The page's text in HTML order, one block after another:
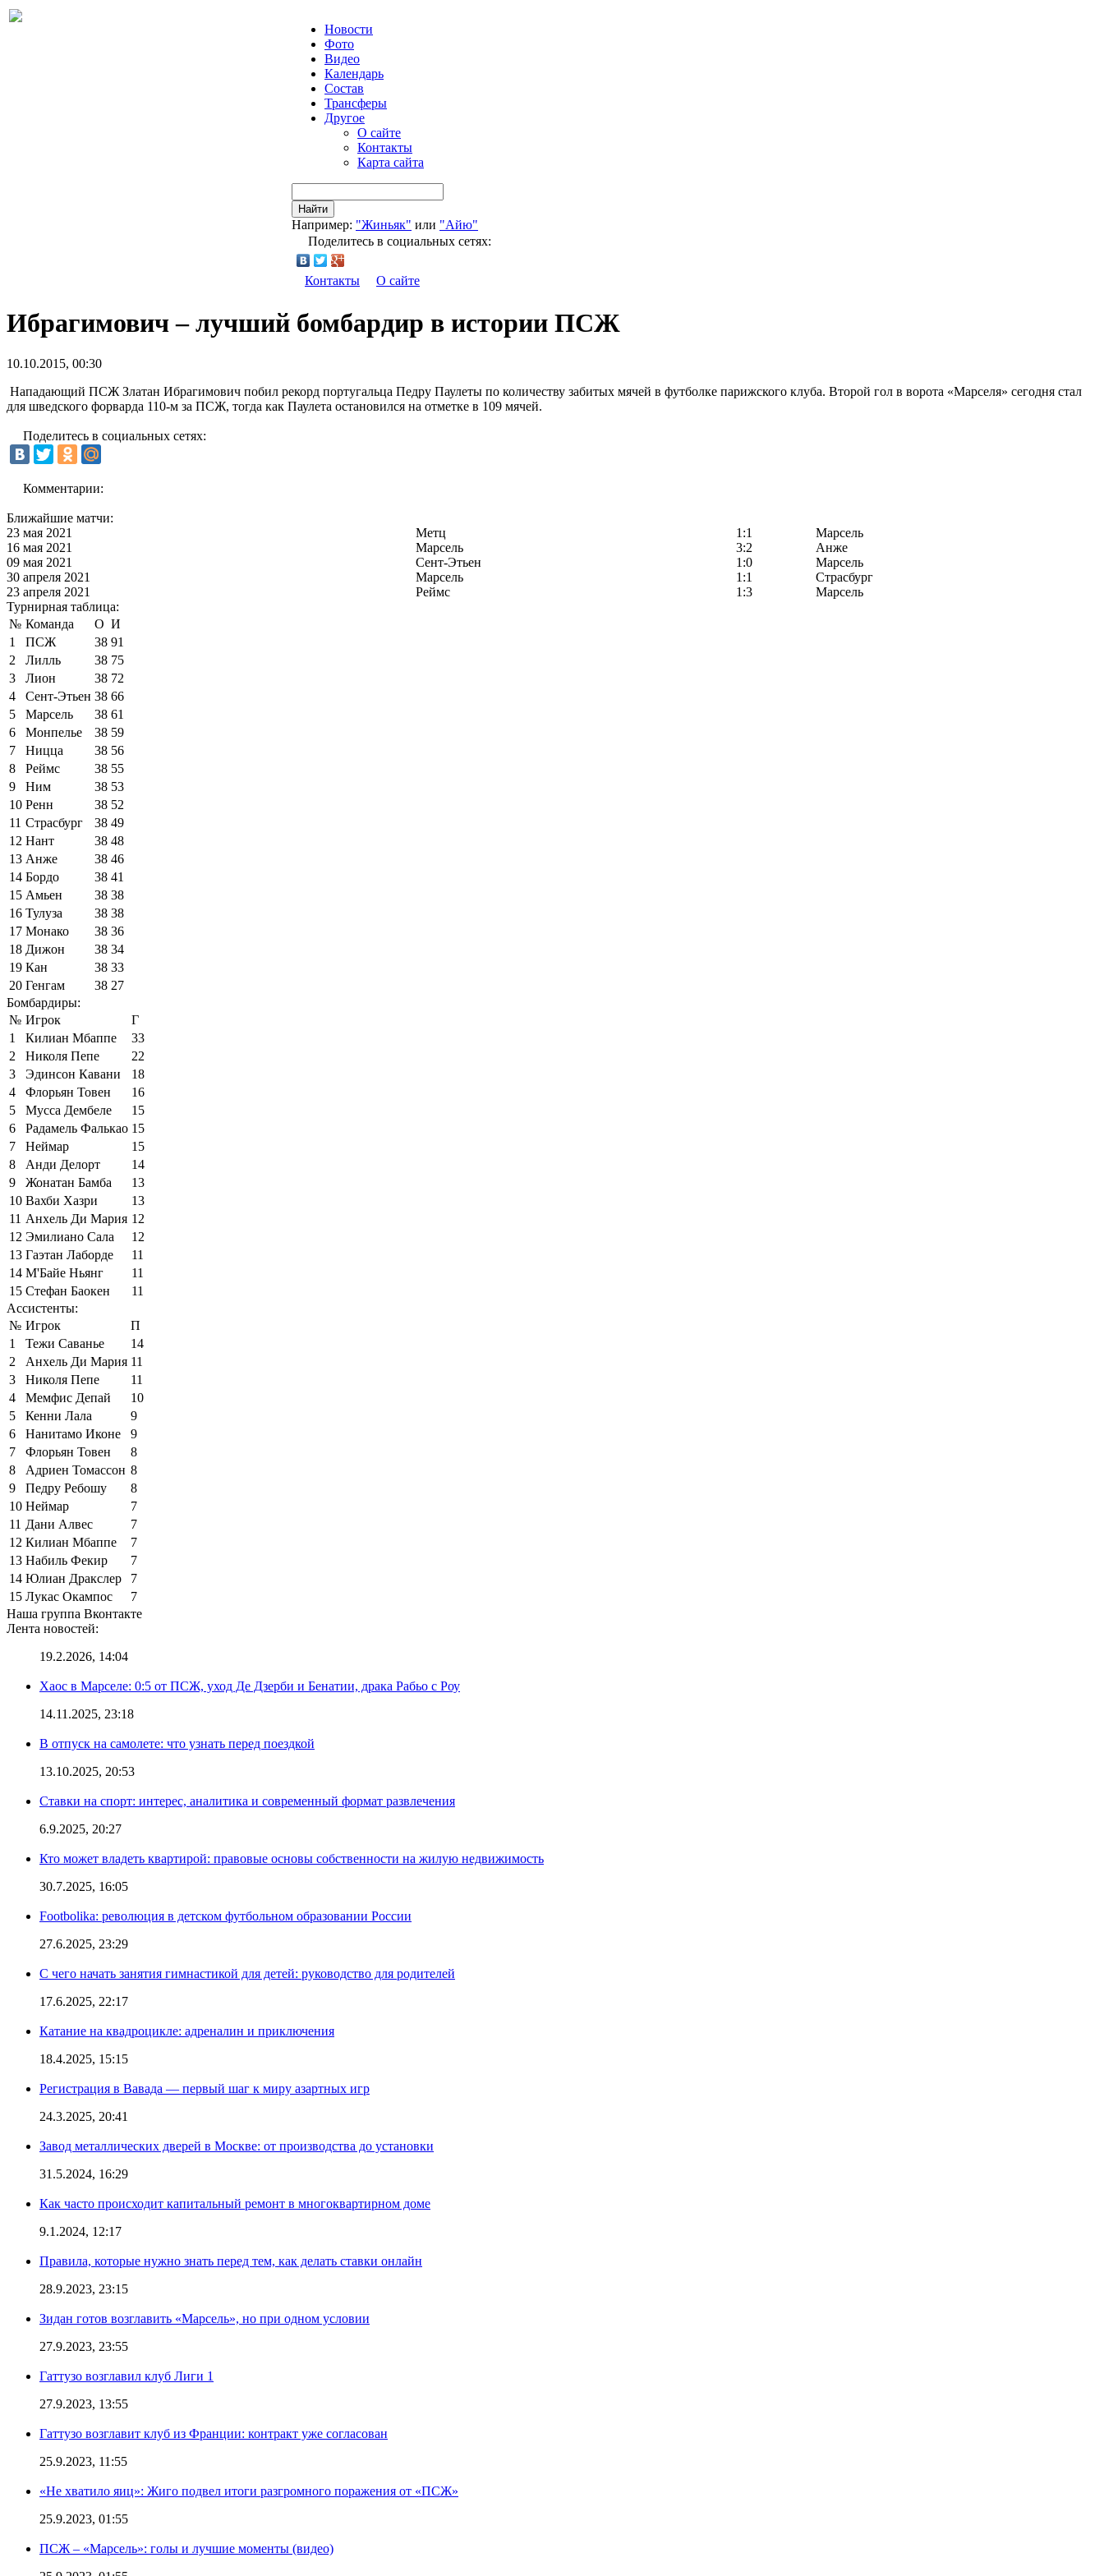
Новости
Фото
Видео
Календарь
Состав
Трансферы
Другое
О сайте
Контакты
Карта сайта
Найти
Например: "Жиньяк" или "Айю"
Поделитесь в социальных сетях:
Контакты О сайте
Ибрагимович – лучший бомбардир в истории ПСЖ
10.10.2015, 00:30
Нападающий ПСЖ Златан Ибрагимович побил рекорд португальца Педру Паулеты по количеству забитых мячей в футболке парижского клуба. Второй гол в ворота «Марселя» сегодня стал
для шведского форварда 110-м за ПСЖ, тогда как Паулета остановился на отметке в 109 мячей.
Поделитесь в социальных сетях:
Комментарии:
Ближайшие матчи:
23 мая 2021
Метц 1:1
Марсель
16 мая 2021
Марсель 3:2
Анже
09 мая 2021
Сент-Этьен 1:0
Марсель
30 апреля 2021
Марсель 1:1
Страсбург
23 апреля 2021
Реймс 1:3
Марсель
Турнирная таблица:
№ Команда О И
1
ПСЖ 38 91
2
Лилль 38 75
3
Лион 38 72
4
Сент-Этьен 38 66
5
Марсель 38 61
6
Монпелье 38 59
7
Ницца 38 56
8
Реймс 38 55
9
Ним 38 53
10 Ренн 38 52
11 Страсбург 38 49
12 Нант 38 48
13 Анже 38 46
14 Бордо 38 41
15 Амьен 38 38
16 Тулуза 38 38
17 Монако 38 36
18 Дижон 38 34
19 Кан 38 33
20 Генгам 38 27
Бомбардиры:
№ Игрок
Г
1
Килиан Мбаппе
33
2
Николя Пепе
22
3
Эдинсон Кавани
18
4
Флорьян Товен
16
5
Мусса Дембеле
15
6
Радамель Фалькао 15
7
Неймар
15
8
Анди Делорт
14
9
Жонатан Бамба
13
10 Вахби Хазри
13
11 Анхель Ди Мария 12
12 Эмилиано Сала
12
13 Гаэтан Лаборде
11
14 М'Байе Ньянг
11
15 Стефан Баокен
11
Ассистенты:
№ Игрок
П
1
Тежи Саванье
14
2
Анхель Ди Мария 11
3
Николя Пепе
11
4
Мемфис Депай
10
5
Кенни Лала
9
6
Нанитамо Иконе
9
7
Флорьян Товен
8
8
Адриен Томассон 8
9
Педру Ребошу
8
10 Неймар
7
11 Дани Алвес
7
12 Килиан Мбаппе
7
13 Набиль Фекир
7
14 Юлиан Дракслер
7
15 Лукас Окампос
7
Наша группа Вконтакте
Лента новостей:
19.2.2026, 14:04
Хаос в Марселе: 0:5 от ПСЖ, уход Де Дзерби и Бенатии, драка Рабьо с Роу
14.11.2025, 23:18
В отпуск на самолете: что узнать перед поездкой
13.10.2025, 20:53
Ставки на спорт: интерес, аналитика и современный формат развлечения
6.9.2025, 20:27
Кто может владеть квартирой: правовые основы собственности на жилую недвижимость
30.7.2025, 16:05
Footbolika: революция в детском футбольном образовании России
27.6.2025, 23:29
С чего начать занятия гимнастикой для детей: руководство для родителей
17.6.2025, 22:17
Катание на квадроцикле: адреналин и приключения
18.4.2025, 15:15
Регистрация в Вавада — первый шаг к миру азартных игр
24.3.2025, 20:41
Завод металлических дверей в Москве: от производства до установки
31.5.2024, 16:29
Как часто происходит капитальный ремонт в многоквартирном доме
9.1.2024, 12:17
Правила, которые нужно знать перед тем, как делать ставки онлайн
28.9.2023, 23:15
Зидан готов возглавить «Марсель», но при одном условии
27.9.2023, 23:55
Гаттузо возглавил клуб Лиги 1
27.9.2023, 13:55
Гаттузо возглавит клуб из Франции: контракт уже согласован
25.9.2023, 11:55
«Не хватило яиц»: Жиго подвел итоги разгромного поражения от «ПСЖ»
25.9.2023, 01:55
ПСЖ – «Марсель»: голы и лучшие моменты (видео)